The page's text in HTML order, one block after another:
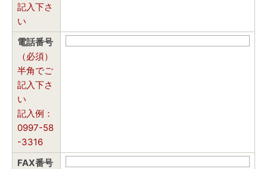
記入下さ
い
電話番号
（必須）
半角でご
記入下さ
い
記入例：
0997-58
-3316
FAX番号